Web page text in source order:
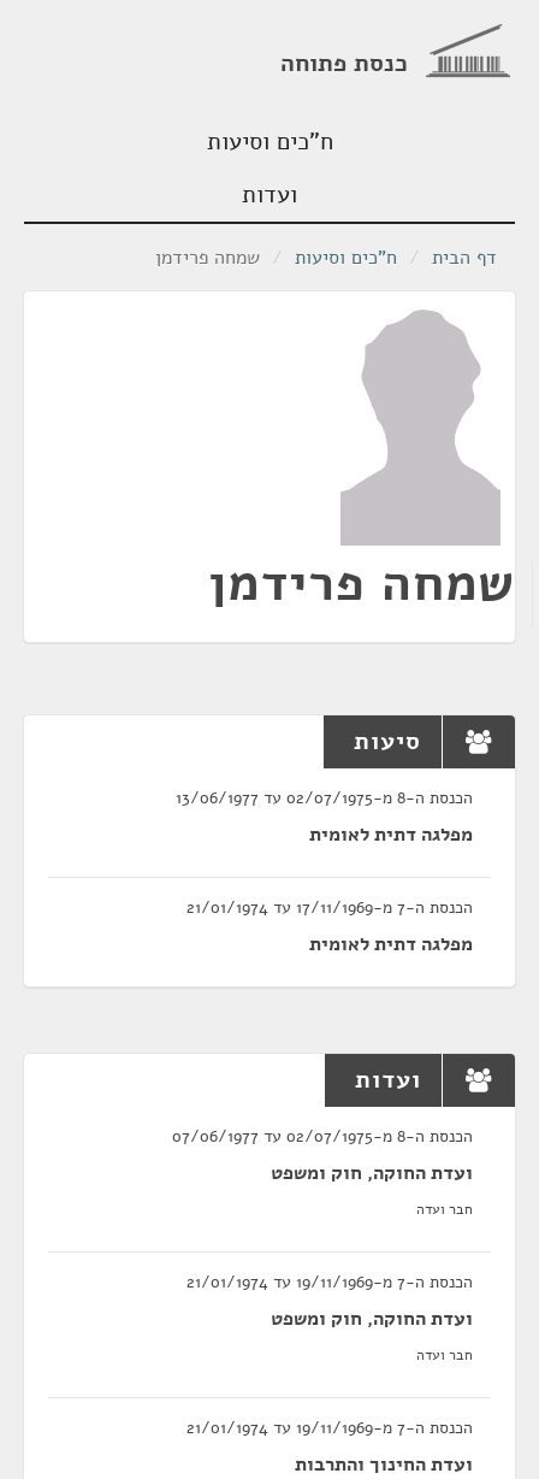
כנסת פתוחה
ח"כים וסיעות
ועדות
דף הבית / ח"כים וסיעות / שמחה פרידמן
שמחה פרידמן
סיעות
הכנסת ה-8 מ-02/07/1975 עד 13/06/1977
מפלגה דתית לאומית
הכנסת ה-7 מ-17/11/1969 עד 21/01/1974
מפלגה דתית לאומית
ועדות
הכנסת ה-8 מ-02/07/1975 עד 07/06/1977
ועדת החוקה, חוק ומשפט
חבר ועדה
הכנסת ה-7 מ-19/11/1969 עד 21/01/1974
ועדת החוקה, חוק ומשפט
חבר ועדה
הכנסת ה-7 מ-19/11/1969 עד 21/01/1974
ועדת החינוך והתרבות